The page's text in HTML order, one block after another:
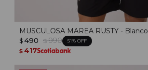
MUSCULOSA MAREA RUSTY - Blanco
$ 490 $ 990 51
$ 417